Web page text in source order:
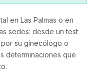
en Las Palmas o en
sedes: desde un test
su ginecólogo o
determinaciones que